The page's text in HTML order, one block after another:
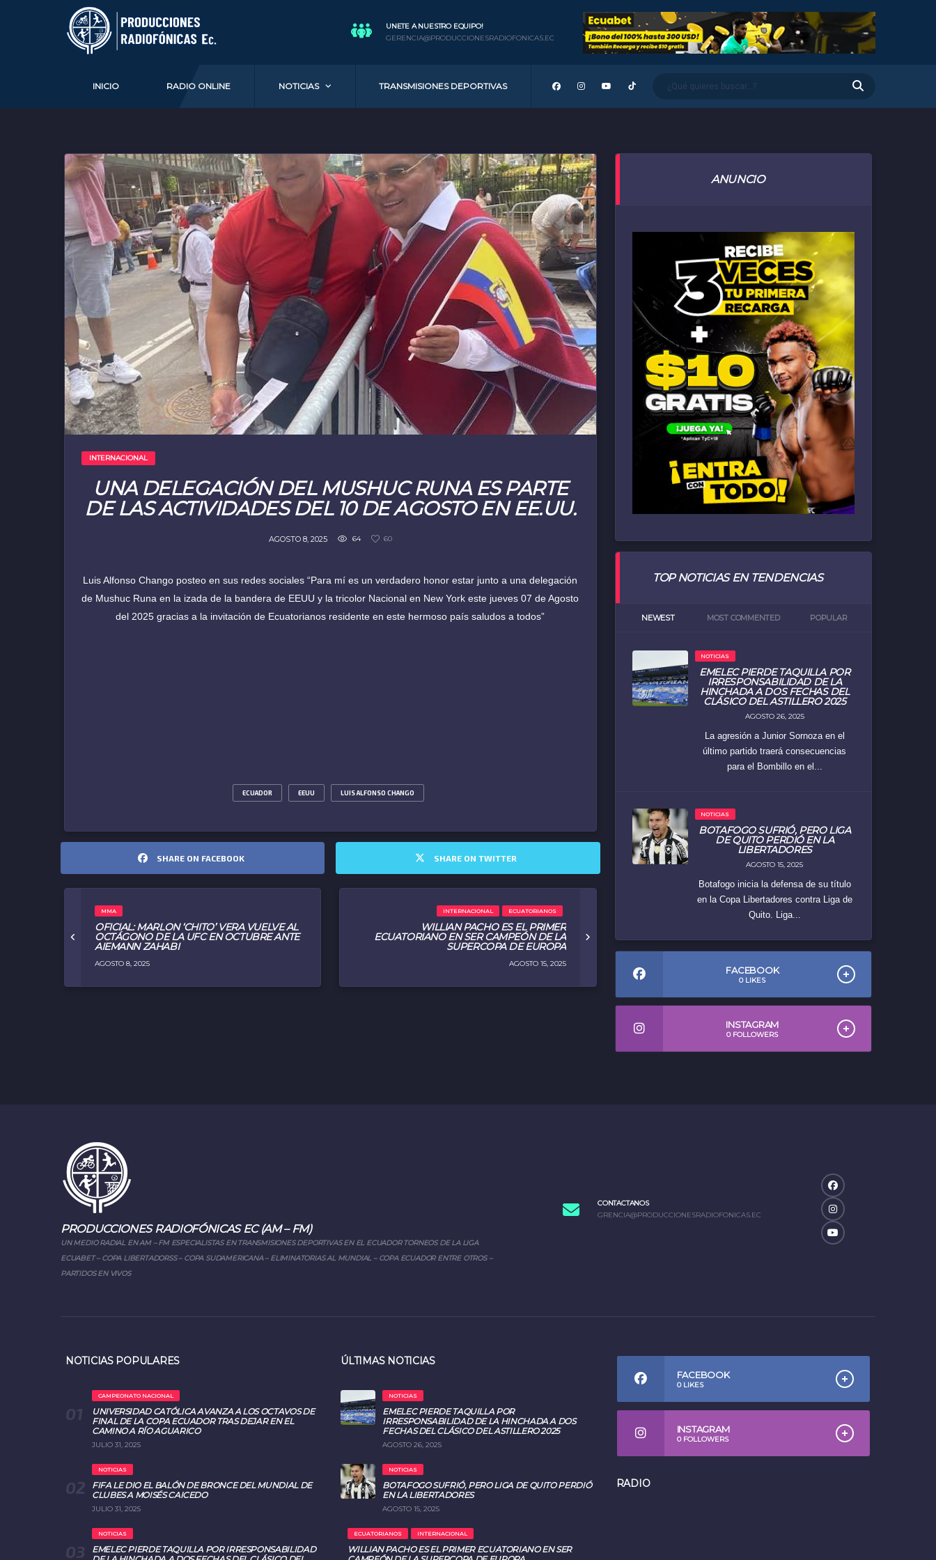
UNETE A NUESTRO EQUIPO!
GERENCIA@PRODUCCIONESRADIOFONICAS.EC
INICIO RADIO ONLINE NOTICIAS TRANSMISIONES DEPORTIVAS
INTERNACIONAL
UNA DELEGACIÓN DEL MUSHUC RUNA ES PARTE
DE LAS ACTIVIDADES DEL 10 DE AGOSTO EN EE.UU.
AGOSTO 8, 2025 64 60
Luis Alfonso Chango posteo en sus redes sociales “Para mí es un verdadero honor estar junto a una delegación
de Mushuc Runa en la izada de la bandera de EEUU y la tricolor Nacional en New York este jueves 07 de Agosto
del 2025 gracias a la invitación de Ecuatorianos residente en este hermoso país saludos a todos”
ECUADOR EEUU LUIS ALFONSO CHANGO
SHARE ON FACEBOOK SHARE ON TWITTER
MMA
OFICIAL: MARLON ‘CHITO’ VERA VUELVE AL
OCTÁGONO DE LA UFC EN OCTUBRE ANTE
AIEMANN ZAHABI
AGOSTO 8, 2025
ECUATORIANOS
INTERNACIONAL
WILLIAN PACHO ES EL PRIMER
ECUATORIANO EN SER CAMPEÓN DE LA
SUPERCOPA DE EUROPA
AGOSTO 15, 2025
ANUNCIO
TOP NOTICIAS EN TENDENCIAS
NEWEST MOST COMMENTED POPULAR
NOTICIAS
EMELEC PIERDE TAQUILLA POR
IRRESPONSABILIDAD DE LA
HINCHADA A DOS FECHAS DEL
CLÁSICO DEL ASTILLERO 2025
AGOSTO 26, 2025
La agresión a Junior Sornoza en el
último partido traerá consecuencias
para el Bombillo en el...
NOTICIAS
BOTAFOGO SUFRIÓ, PERO LIGA
DE QUITO PERDIÓ EN LA
LIBERTADORES
AGOSTO 15, 2025
Botafogo inicia la defensa de su título
en la Copa Libertadores contra Liga de
Quito. Liga...
FACEBOOK
0LIKES
INSTAGRAM
0FOLLOWERS
PRODUCCIONES RADIOFÓNICAS EC (AM – FM)
UN MEDIO RADIAL EN AM – FM ESPECIALISTAS EN TRANSMISIONES DEPORTIVAS EN EL ECUADOR TORNEOS DE LA LIGA
ECUABET – COPA LIBERTADORSS – COPA SUDAMERICANA – ELIMINATORIAS AL MUNDIAL – COPA ECUADOR ENTRE OTROS –
PARTIDOS EN VIVOS
CONTACTANOS
GRENCIA@PRODUCCIONESRADIOFONICAS.EC
NOTICIAS POPULARES
CAMPEONATO NACIONAL
UNIVERSIDAD CATÓLICA AVANZA A LOS OCTAVOS DE
FINAL DE LA COPA ECUADOR TRAS DEJAR EN EL
CAMINO A RÍO AGUARICO
JULIO 31, 2025
NOTICIAS
FIFA LE DIO EL BALÓN DE BRONCE DEL MUNDIAL DE
CLUBES A MOISÉS CAICEDO
JULIO 31, 2025
NOTICIAS
EMELEC PIERDE TAQUILLA POR IRRESPONSABILIDAD
ÚLTIMAS NOTICIAS
NOTICIAS
EMELEC PIERDE TAQUILLA POR
IRRESPONSABILIDAD DE LA HINCHADA A DOS
FECHAS DEL CLÁSICO DEL ASTILLERO 2025
AGOSTO 26, 2025
NOTICIAS
BOTAFOGO SUFRIÓ, PERO LIGA DE QUITO PERDIÓ
EN LA LIBERTADORES
AGOSTO 15, 2025
ECUATORIANOS INTERNACIONAL
WILLIAN PACHO ES EL PRIMER ECUATORIANO EN SER
FACEBOOK
0LIKES
INSTAGRAM
0FOLLOWERS
RADIO